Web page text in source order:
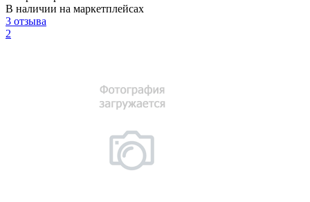
В наличии на маркетплейсах
3 отзыва
2